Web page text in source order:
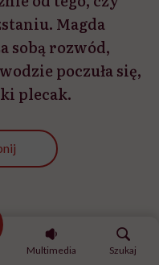
główna
Multimedia
Szukaj
Magda
sobą rozwód,
poczuła się,
plecak.